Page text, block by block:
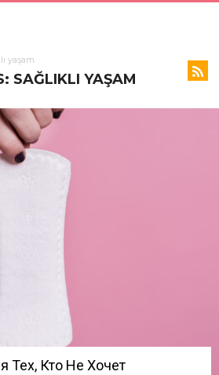
yaşam
SAĞLIKLI YAŞAM
Тех, Кто Не Хочет